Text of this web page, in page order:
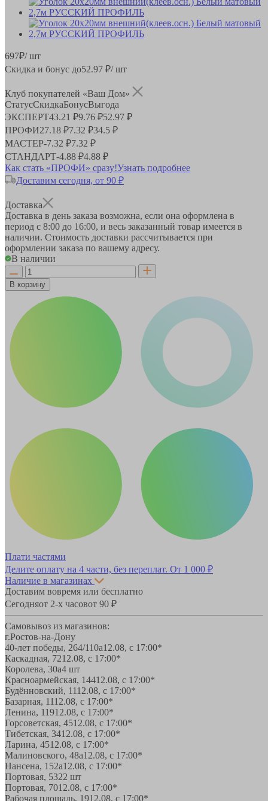
697₽/ шт
Скидка и бонус до52.97 ₽/ шт
Клуб покупателей «Ваш Дом»
СтатусСкидкаБонусВыгода
ЭКСПЕРТ43.21 ₽9.76 ₽52.97 ₽
ПРОФИ27.18 ₽7.32 ₽34.5 ₽
МАСТЕР-7.32 ₽7.32 ₽
СТАНДАРТ-4.88 ₽4.88 ₽
Как стать «ПРОФИ» сразу!Узнать подробнее
Доставим сегодня, от 90 ₽
Доставка
Доставка в день заказа возможна, если она оформлена в
период с 8:00 до 16:00, и весь заказанный товар имеется в
наличии. Стоимость доставки рассчитывается при
оформлении заказа по вашему адресу.
В наличии
В корзину
Плати частями
Делите оплату на 4 части, без переплат. От 1 000 ₽
Наличие в магазинах
Доставим вовремя или бесплатно
Сегодняот 2-х часовот 90 ₽
Самовывоз из магазинов:
г.Ростов-на-Дону
40-лет победы, 264/110а12.08, с 17:00*
Каскадная, 7212.08, с 17:00*
Королева, 30а4 шт
Красноармейская, 14412.08, с 17:00*
Будённовский, 1112.08, с 17:00*
Базарная, 1112.08, с 17:00*
Ленина, 11912.08, с 17:00*
Горсоветская, 4512.08, с 17:00*
Тибетская, 3412.08, с 17:00*
Ларина, 4512.08, с 17:00*
Малиновского, 48а12.08, с 17:00*
Нансена, 152а12.08, с 17:00*
Портовая, 5322 шт
Портовая, 7012.08, с 17:00*
Рабочая площадь, 1912.08, с 17:00*